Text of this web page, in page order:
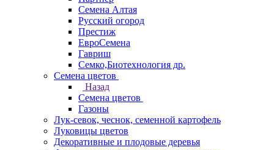
Семена Алтая
Русский огород
Престиж
ЕвроСемена
Гавриш
Семко,Биотехнология др.
Семена цветов
Назад
Семена цветов
Газоны
Лук-севок, чеснок, семенной картофель
Луковицы цветов
Декоративные и плодовые деревья